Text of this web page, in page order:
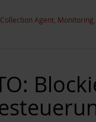
Collection Agent Monitoring